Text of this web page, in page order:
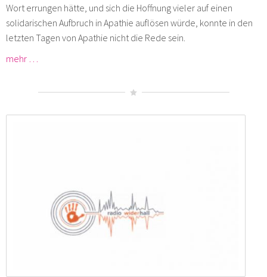
Wort errungen hätte, und sich die Hoffnung vieler auf einen
solidarischen Aufbruch in Apathie auflösen würde, konnte in den
letzten Tagen von Apathie nicht die Rede sein.
mehr …